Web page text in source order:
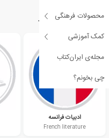
محصولات فرهنگی
کمک آموزشی
مجله‌ی ایران‌کتاب
چی بخونم؟
دسته‌بندی‌های مرتبط
ادبیات فرانسه
French literature